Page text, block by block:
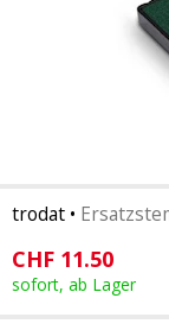
trodat •
CHF 11.50
sofort, ab Lager